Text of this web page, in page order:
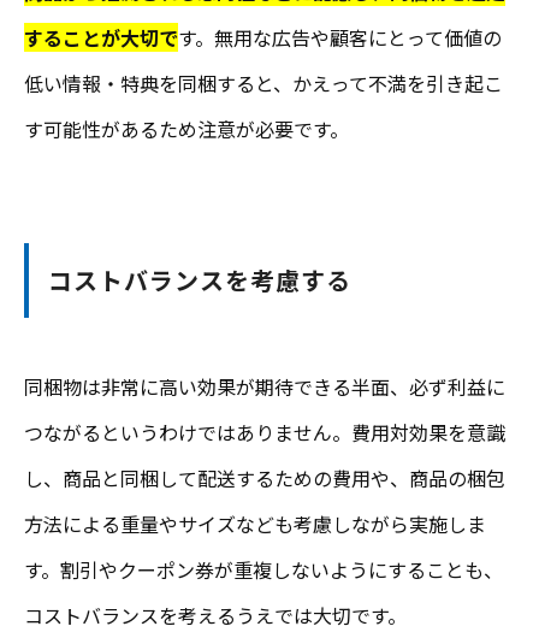
することが大切です。無用な広告や顧客にとって価値の
低い情報・特典を同梱すると、かえって不満を引き起こ
す可能性があるため注意が必要です。
コストバランスを考慮する
同梱物は非常に高い効果が期待できる半面、必ず利益に
つながるというわけではありません。費用対効果を意識
し、商品と同梱して配送するための費用や、商品の梱包
方法による重量やサイズなども考慮しながら実施しま
す。割引やクーポン券が重複しないようにすることも、
コストバランスを考えるうえでは大切です。